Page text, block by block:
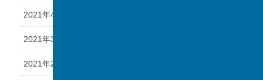
2021年4月
2021年3月
2021年2月